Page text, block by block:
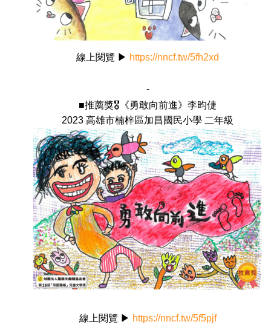
線上閱覽 ▶ https://nncf.tw/5fh2xd
-
■推薦獎🎖️《勇敢向前進》李昀倢
2023 高雄市楠梓區加昌國民小學 二年級
線上閱覽 ▶ https://nncf.tw/5f5pjf